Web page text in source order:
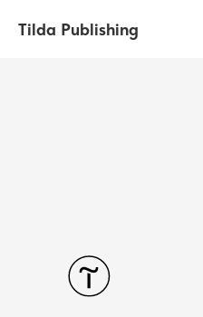
Tilda Publishing